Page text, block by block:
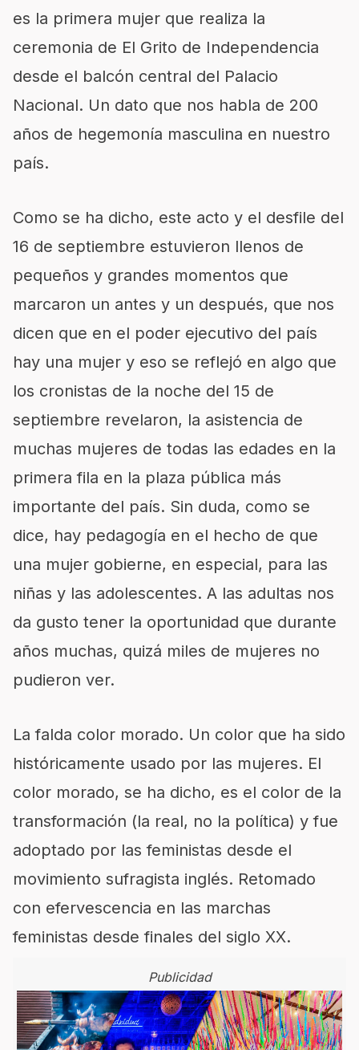
es la primera mujer que realiza la
ceremonia de El Grito de Independencia
desde el balcón central del Palacio
Nacional. Un dato que nos habla de 200
años de hegemonía masculina en nuestro
país.
Como se ha dicho, este acto y el desfile del
16 de septiembre estuvieron llenos de
pequeños y grandes momentos que
marcaron un antes y un después, que nos
dicen que en el poder ejecutivo del país
hay una mujer y eso se reflejó en algo que
los cronistas de la noche del 15 de
septiembre revelaron, la asistencia de
muchas mujeres de todas las edades en la
primera fila en la plaza pública más
importante del país. Sin duda, como se
dice, hay pedagogía en el hecho de que
una mujer gobierne, en especial, para las
niñas y las adolescentes. A las adultas nos
da gusto tener la oportunidad que durante
años muchas, quizá miles de mujeres no
pudieron ver.
La falda color morado. Un color que ha sido
históricamente usado por las mujeres. El
color morado, se ha dicho, es el color de la
transformación (la real, no la política) y fue
adoptado por las feministas desde el
movimiento sufragista inglés. Retomado
con efervescencia en las marchas
feministas desde finales del siglo XX.
Publicidad